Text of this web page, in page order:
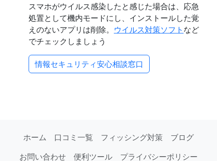
スマホがウイルス感染したと感じた場合は、応急
処置として機内モードにし、インストールした覚
えのないアプリは削除。 ウイルス対策ソフト など
でチェックしましょう
情報セキュリティ安心相談窓口
ホーム 口コミ一覧 フィッシング対策
ブログ
お問い合わせ
便利ツール プライバシーポリシー